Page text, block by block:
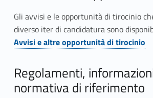
t
r
a
c
Gli avvisi e le opportunità di tirocinio
diverso iter di candidatura sono
Avvisi e altre opportunità di tirocinio
Regolamenti,
normativa di riferimento